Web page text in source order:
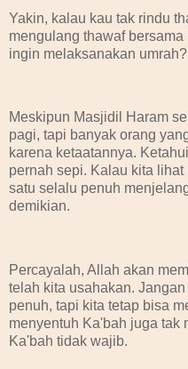
Yakin, kalau kau tak rindu
mengulang thawaf
ingin melaksanakan umrah?
Meskipun Masjidil Haram
pagi, tapi banyak orang
karena ketaatannya.
pernah sepi. Kalau kita
satu selalu penuh
demikian.
Percayalah, Allah akan
telah kita usahakan.
penuh, tapi kita tetap bisa
menyentuh Ka'bah juga tak
Ka'bah tidak wajib.